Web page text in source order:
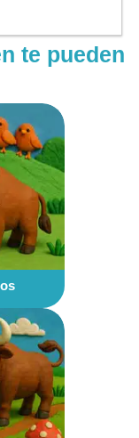
te pueden